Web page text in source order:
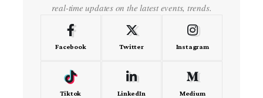
real-time updates on the latest events, trends.
Facebook Twitter Instagram
Tiktok LinkedIn Medium